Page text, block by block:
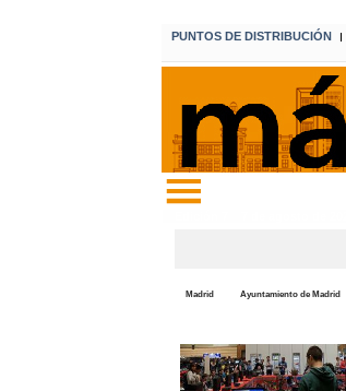
PUNTOS DE DISTRIBUCIÓN I
Madrid Ayuntamiento de Madrid